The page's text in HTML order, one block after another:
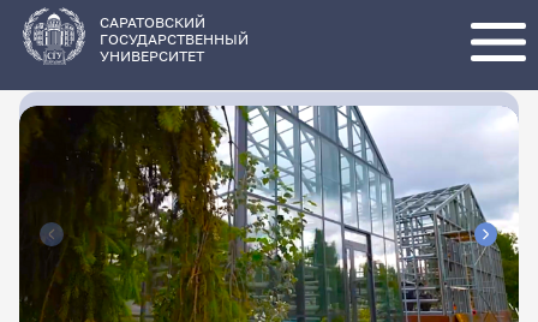
основному
содержанию
САРАТОВСКИЙ
ГОСУДАРСТВЕННЫЙ
УНИВЕРСИТЕТ